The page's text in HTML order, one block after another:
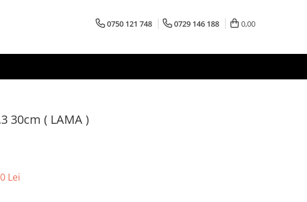
0750 121 748 0729 146 188 0,00
30cm ( LAMA )
Lei